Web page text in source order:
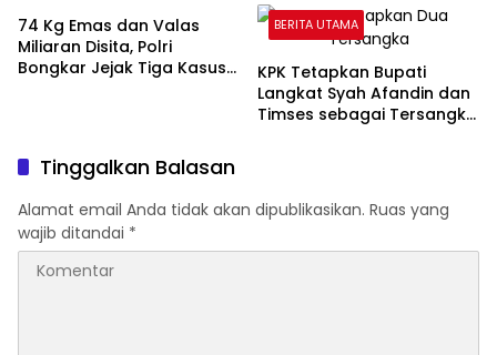
Ditetapkan Tersangka
74 Kg Emas dan Valas
Miliaran Disita, Polri
Bongkar Jejak Tiga Kasus
BERITA UTAMA
KPK Tetapkan Bupati
Langkat Syah Afandin dan
Timses sebagai Tersangka
Tinggalkan Balasan
Alamat email Anda tidak akan dipublikasikan. Ruas yang
wajib ditandai *